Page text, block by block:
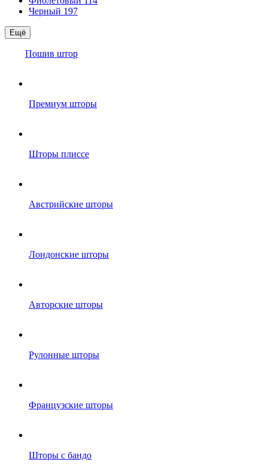
Черный 197
Ещё
Пошив штор
Премиум шторы
Шторы плиссе
Австрийские шторы
Лондонские шторы
Авторские шторы
Рулонные шторы
Французские шторы
Шторы с бандо